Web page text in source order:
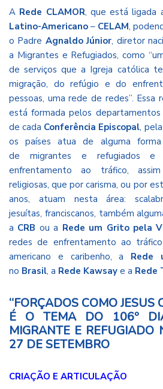
A Rede CLAMOR, que está ligada
Latino-Americano – CELAM,
o Padre Agnaldo Júnior, diretor
a Migrantes e Refugiados, como
de serviços que a Igreja católica
migração, do refúgio e do
pessoas, uma rede de redes”. Essa
está formada pelos departamentos
de cada Conferência Episcopal, pela
os países atua de alguma
de migrantes e refugiados e
enfrentamento ao tráfico,
religiosas, que por carisma, ou por
anos, atuam nesta área:
jesuítas, franciscanos, também
a CRB ou a Rede um Grito pela
redes de enfrentamento ao
americano e caribenho, a Rede
no Brasil, a Rede Kawsay e a Rede
“FORÇADOS COMO JESUS
É O TEMA DO 106º
MIGRANTE E REFUGIADO
27 DE SETEMBRO
CRIAÇÃO E ARTICULAÇÃO